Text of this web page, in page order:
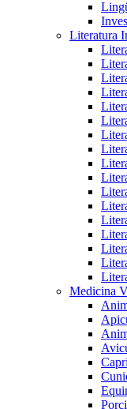
Literatura
Medicina